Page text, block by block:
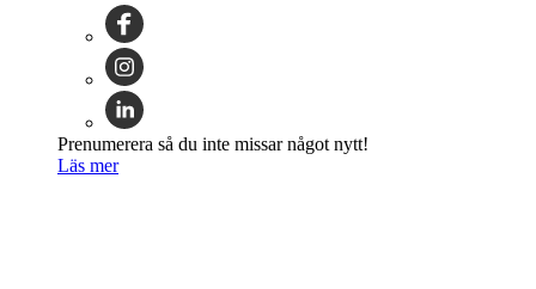
Prenumerera så du inte missar något nytt!
Läs mer